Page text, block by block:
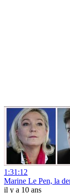
1:31:12
Marine Le Pen, la
il y a 10 ans